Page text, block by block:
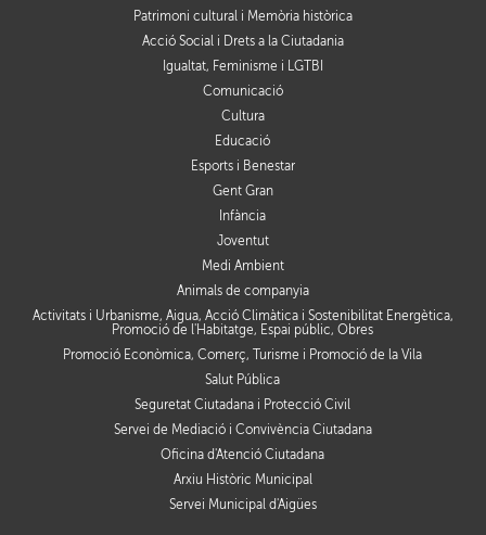
Patrimoni cultural i Memòria històrica
Acció Social i Drets a la Ciutadania
Igualtat, Feminisme i LGTBI
Comunicació
Cultura
Educació
Esports i Benestar
Gent Gran
Infància
Joventut
Medi Ambient
Animals de companyia
Activitats i Urbanisme, Aigua, Acció Climàtica i Sostenibilitat Energètica,
Promoció de l'Habitatge, Espai públic, Obres
Promoció Econòmica, Comerç, Turisme i Promoció de la Vila
Salut Pública
Seguretat Ciutadana i Protecció Civil
Servei de Mediació i Convivència Ciutadana
Oficina d'Atenció Ciutadana
Arxiu Històric Municipal
Servei Municipal d'Aigües